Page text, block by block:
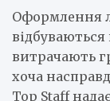
Оформлення
витрачають
хоча
Top Staff